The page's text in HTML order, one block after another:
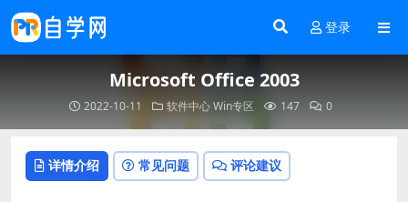
登录
Microsoft Office 2003
2022-10-11 软件中心 Win专区 147 0
详情介绍 常见问题 评论建议